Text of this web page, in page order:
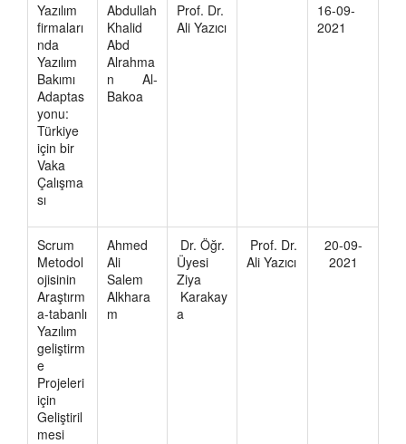
Yazılım
firmaları
nda
Yazılım
Bakımı
Adaptas
yonu:
Türkiye
için bir
Vaka
Çalışma
sı
Abdullah
Khalid
Abd
Alrahma
n Al-
Bakoa
Prof. Dr.
Ali Yazıcı
16-09-
2021
Scrum
Metodol
ojisinin
Araştırm
a-tabanlı
Yazılım
geliştirm
e
Projeleri
için
Geliştiril
mesi
Ahmed
Ali
Salem
Alkhara
m
Dr. Öğr.
Üyesi
Ziya
Karakay
a
Prof. Dr.
Ali Yazıcı
20-09-
2021